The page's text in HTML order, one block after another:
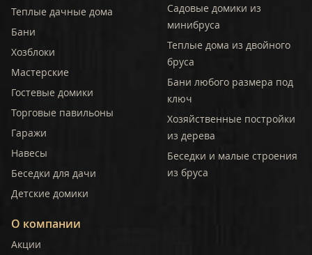
Теплые дачные дома
Бани
Хозблоки
Мастерские
Гостевые домики
Торговые павильоны
Гаражи
Навесы
Беседки для дачи
Детские домики
Садовые домики из
минибруса
Теплые дома из двойного
бруса
Бани любого размера под
ключ
Хозяйственные постройки
из дерева
Беседки и малые строения
из бруса
О компании
Акции